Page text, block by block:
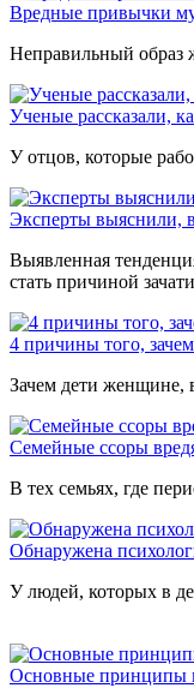
Вредные привычки
Неправильный образ
Ученые рассказали,
У отцов, которые
Эксперты выяснили, в
Выявленная
стать причиной
4 причины того,
Зачем дети женщине,
Семейные ссоры
В тех семьях, где
Обнаружена
У людей, которых в
Основные принципы